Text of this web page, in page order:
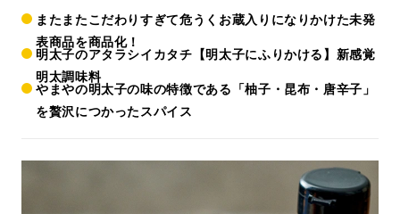
またまたこだわりすぎて危うくお蔵入りになりかけた未発
表商品を商品化！
明太子のアタラシイカタチ【明太子にふりかける】新感覚
明太調味料
やまやの明太子の味の特徴である「柚子・昆布・唐辛子」
を贅沢につかったスパイス